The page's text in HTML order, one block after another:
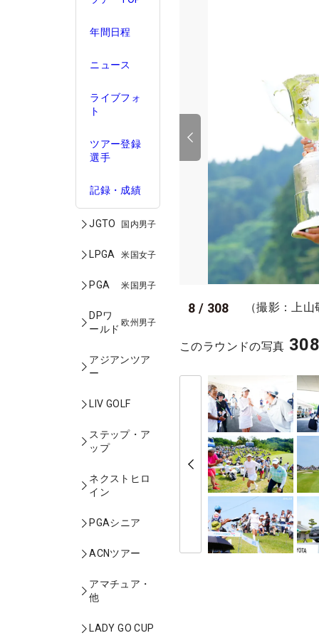
年間日程
ニュース
ライブフォ
ト
ツアー登録
選手
記録・成績
JGTO 国内男子
LPGA 米国女子
PGA 米国男子
DPワ
ールド
欧州男子
アジアンツア
ー
LIV GOLF
ステップ・ア
ップ
ネクストヒロ
イン
PGAシニア
ACNツアー
アマチュア・
他
LADY GO CUP
8 / 308 （撮影：上
このラウンドの写真